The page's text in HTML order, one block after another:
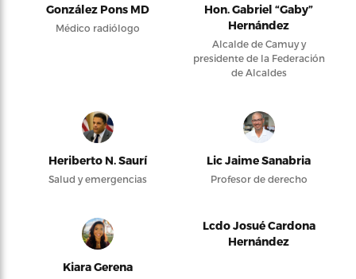
González Pons MD
Médico radiólogo
Hon. Gabriel “Gaby”
Hernández
Alcalde de Camuy y
presidente de la Federación
de Alcaldes
Heriberto N. Saurí
Salud y emergencias
Lic Jaime Sanabria
Profesor de derecho
Kiara Gerena
Lcdo Josué Cardona
Hernández